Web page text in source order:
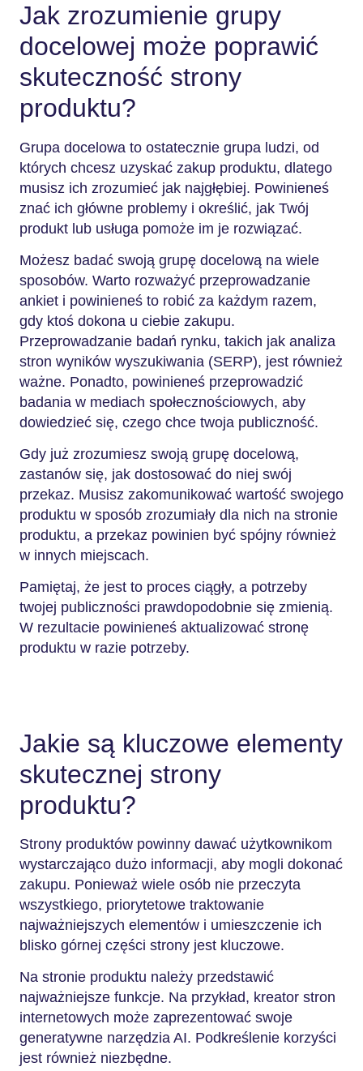
Jak zrozumienie grupy
docelowej może poprawić
skuteczność strony
produktu?
Grupa docelowa to ostatecznie grupa ludzi, od
których chcesz uzyskać zakup produktu, dlatego
musisz ich zrozumieć jak najgłębiej. Powinieneś
znać ich główne problemy i określić, jak Twój
produkt lub usługa pomoże im je rozwiązać.
Możesz badać swoją grupę docelową na wiele
sposobów. Warto rozważyć przeprowadzanie
ankiet i powinieneś to robić za każdym razem,
gdy ktoś dokona u ciebie zakupu.
Przeprowadzanie badań rynku, takich jak analiza
stron wyników wyszukiwania (SERP), jest również
ważne. Ponadto, powinieneś przeprowadzić
badania w mediach społecznościowych, aby
dowiedzieć się, czego chce twoja publiczność.
Gdy już zrozumiesz swoją grupę docelową,
zastanów się, jak dostosować do niej swój
przekaz. Musisz zakomunikować wartość swojego
produktu w sposób zrozumiały dla nich na stronie
produktu, a przekaz powinien być spójny również
w innych miejscach.
Pamiętaj, że jest to proces ciągły, a potrzeby
twojej publiczności prawdopodobnie się zmienią.
W rezultacie powinieneś aktualizować stronę
produktu w razie potrzeby.
Jakie są kluczowe elementy
skutecznej strony
produktu?
Strony produktów powinny dawać użytkownikom
wystarczająco dużo informacji, aby mogli dokonać
zakupu. Ponieważ wiele osób nie przeczyta
wszystkiego, priorytetowe traktowanie
najważniejszych elementów i umieszczenie ich
blisko górnej części strony jest kluczowe.
Na stronie produktu należy przedstawić
najważniejsze funkcje. Na przykład, kreator stron
internetowych może zaprezentować swoje
generatywne narzędzia AI. Podkreślenie korzyści
jest również niezbędne.